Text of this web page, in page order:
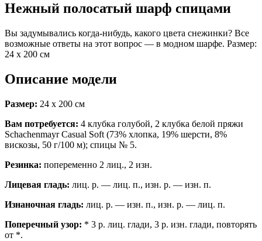
Нежный полосатый шарф спицами
Вы задумывались когда-нибудь, какого цвета снежинки? Все
возможные ответы на этот вопрос — в модном шарфе. Размер:
24 х 200 см
Описание модели
Размер: 24 х 200 см
Вам потребуется: 4 клубка голубой, 2 клубка белой пряжи
Schachenmayr Casual Soft (73% хлопка, 19% шерсти, 8%
вискозы, 50 г/100 м); спицы № 5.
Резинка: попеременно 2 лиц., 2 изн.
Лицевая гладь: лиц. р. — лиц. п., изн. р. — изн. п.
Изнаночная гладь: лиц. р. — изн. п., изн. р. — лиц. п.
Поперечный узор: * 3 р. лиц. глади, 3 р. изн. глади, повторять
от *.